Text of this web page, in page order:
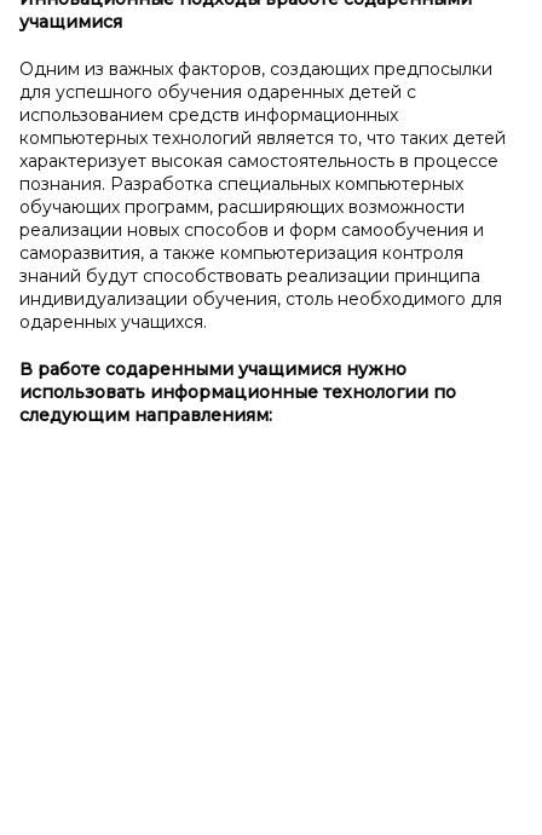
учащимися
Одним из важных факторов, создающих предпосылки
для успешного обучения одаренных детей с
использованием средств информационных
компьютерных технологий является то, что таких детей
характеризует высокая самостоятельность в процессе
познания. Разработка специальных компьютерных
обучающих программ, расширяющих возможности
реализации новых способов и форм самообучения и
саморазвития, а также компьютеризация контроля
знаний будут способствовать реализации принципа
индивидуализации обучения, столь необходимого для
одаренных учащихся.
В работе содаренными учащимися нужно
использовать информационные технологии по
следующим направлениям: